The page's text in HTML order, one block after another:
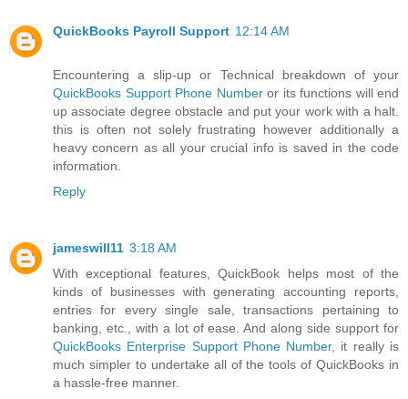
QuickBooks Payroll Support 12:14 AM
Encountering a slip-up or Technical breakdown of your
QuickBooks Support Phone Numberor its functions will end
up associate degree obstacle and put your work with a halt.
this is often not solely frustrating however additionally a
heavy concern as all your crucial info is saved in the code
information.
Reply
jameswill11 3:18 AM
With exceptional features, QuickBook helps most of the
kinds of businesses with generating accounting reports,
entries for every single sale, transactions pertaining to
banking, etc., with a lot of ease. And along side support for
QuickBooks Enterprise Support Phone Number, it really is
much simpler to undertake all of the tools of QuickBooks in
a hassle-free manner.